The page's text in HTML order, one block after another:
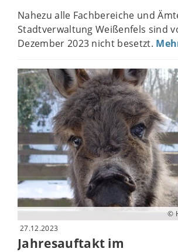
Nahezu alle Fachbereiche und
Stadtverwaltung Weißenfels sind
Dezember 2023 nicht besetzt.
©
27.12.2023
Jahresauftakt im